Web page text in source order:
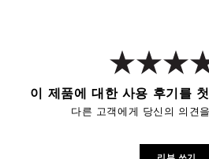
이 제품에 대한 사용 후기를
다른 고객에게 당신의 의견